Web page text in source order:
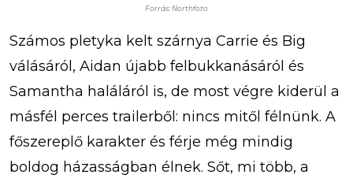
Forrás: Northfoto
Számos pletyka kelt szárnya Carrie és Big
válásáról, Aidan újabb felbukkanásáról és
Samantha haláláról is, de most végre kiderül a
másfél perces trailerből: nincs mitől félnünk. A
főszereplő karakter és férje még mindig
boldog házasságban élnek. Sőt, mi több, a